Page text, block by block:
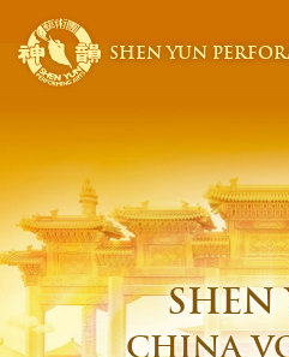
SHEN YUN
SHEN
CHINA